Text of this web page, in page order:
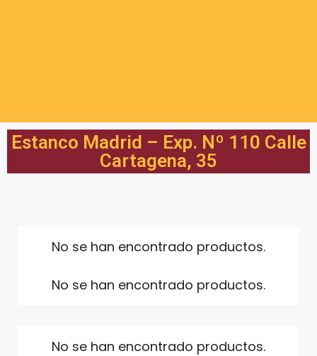
Estanco Madrid – Exp. Nº 110 Calle
Cartagena, 35
No se han encontrado productos.
No se han encontrado productos.
No se han encontrado productos.